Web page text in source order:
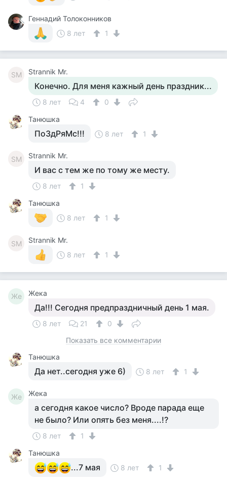
Геннадий Толоконников
8 лет
1
SM Strannik Mr.
Конечно. Для меня кажный день праздник...
8 лет 4
0
Танюшка
ПоЗдРяМс!!! 8 лет 1
SM Strannik Mr.
И вас с тем же по тому же месту.
8 лет
1
Танюшка
8 лет
1
SM
Strannik Mr.
8 лет
1
Же Жека
Да!!! Сегодня предпраздничный день 1 мая.
8 лет 21
0
Показать все комментарии
Танюшка
Да нет..сегодня уже 6) 8 лет 1
Же Жека
а сегодня какое число? Вроде парада еще
не было? Или опять без меня....!?
8 лет
1
Танюшка
...7 мая 8 лет 1